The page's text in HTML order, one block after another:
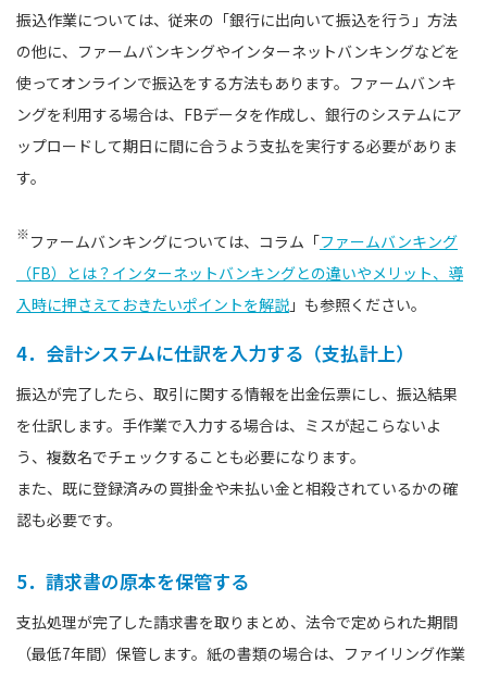
振込作業については、従来の「銀行に出向いて振込を行う」方法
の他に、ファームバンキングやインターネットバンキングなどを
使ってオンラインで振込をする方法もあります。ファームバンキ
ングを利用する場合は、FBデータを作成し、銀行のシステムにア
ップロードして期日に間に合うよう支払を実行する必要がありま
す。
※ファームバンキングについては、コラム「ファームバンキング
（FB）とは？インターネットバンキングとの違いやメリット、導
入時に押さえておきたいポイントを解説 」も参照ください。
4．会計システムに仕訳を入力する（支払計上）
振込が完了したら、取引に関する情報を出金伝票にし、振込結果
を仕訳します。手作業で入力する場合は、ミスが起こらないよ
う、複数名でチェックすることも必要になります。
また、既に登録済みの買掛金や未払い金と相殺されているかの確
認も必要です。
5．請求書の原本を保管する
支払処理が完了した請求書を取りまとめ、法令で定められた期間
（最低7年間）保管します。紙の書類の場合は、ファイリング作業